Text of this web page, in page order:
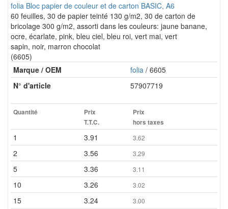
folia Bloc papier de couleur et de carton BASIC, A6
60 feuilles, 30 de papier teinté 130 g/m2, 30 de carton de
bricolage 300 g/m2, assorti dans les couleurs: jaune banane,
ocre, écarlate, pink, bleu ciel, bleu roi, vert mai, vert
sapin, noir, marron chocolat
(6605)
Marque / OEM
folia / 6605
N° d'article
57907719
Quantité
Prix
T.T.C.
Prix
hors taxes
1 3.91 3.62
2 3.56 3.29
5 3.36 3.11
10 3.26 3.02
15 3.24 3.00